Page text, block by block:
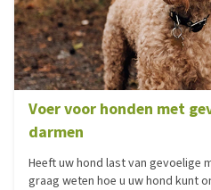
Voer voor honden met
darmen
Heeft uw hond last van gevoelige
graag weten hoe u uw hond kunt